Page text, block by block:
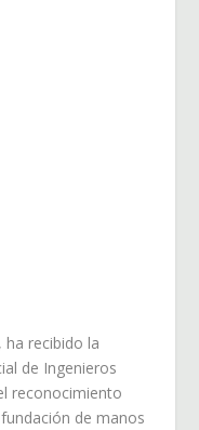
ha recibido la
de Ingenieros
reconocimiento
de manos